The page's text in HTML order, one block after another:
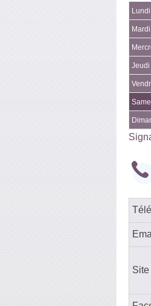
Lundi
Mardi
Jeudi